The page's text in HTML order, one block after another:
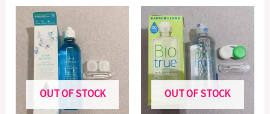
OUT OF STOCK OUT OF STOCK